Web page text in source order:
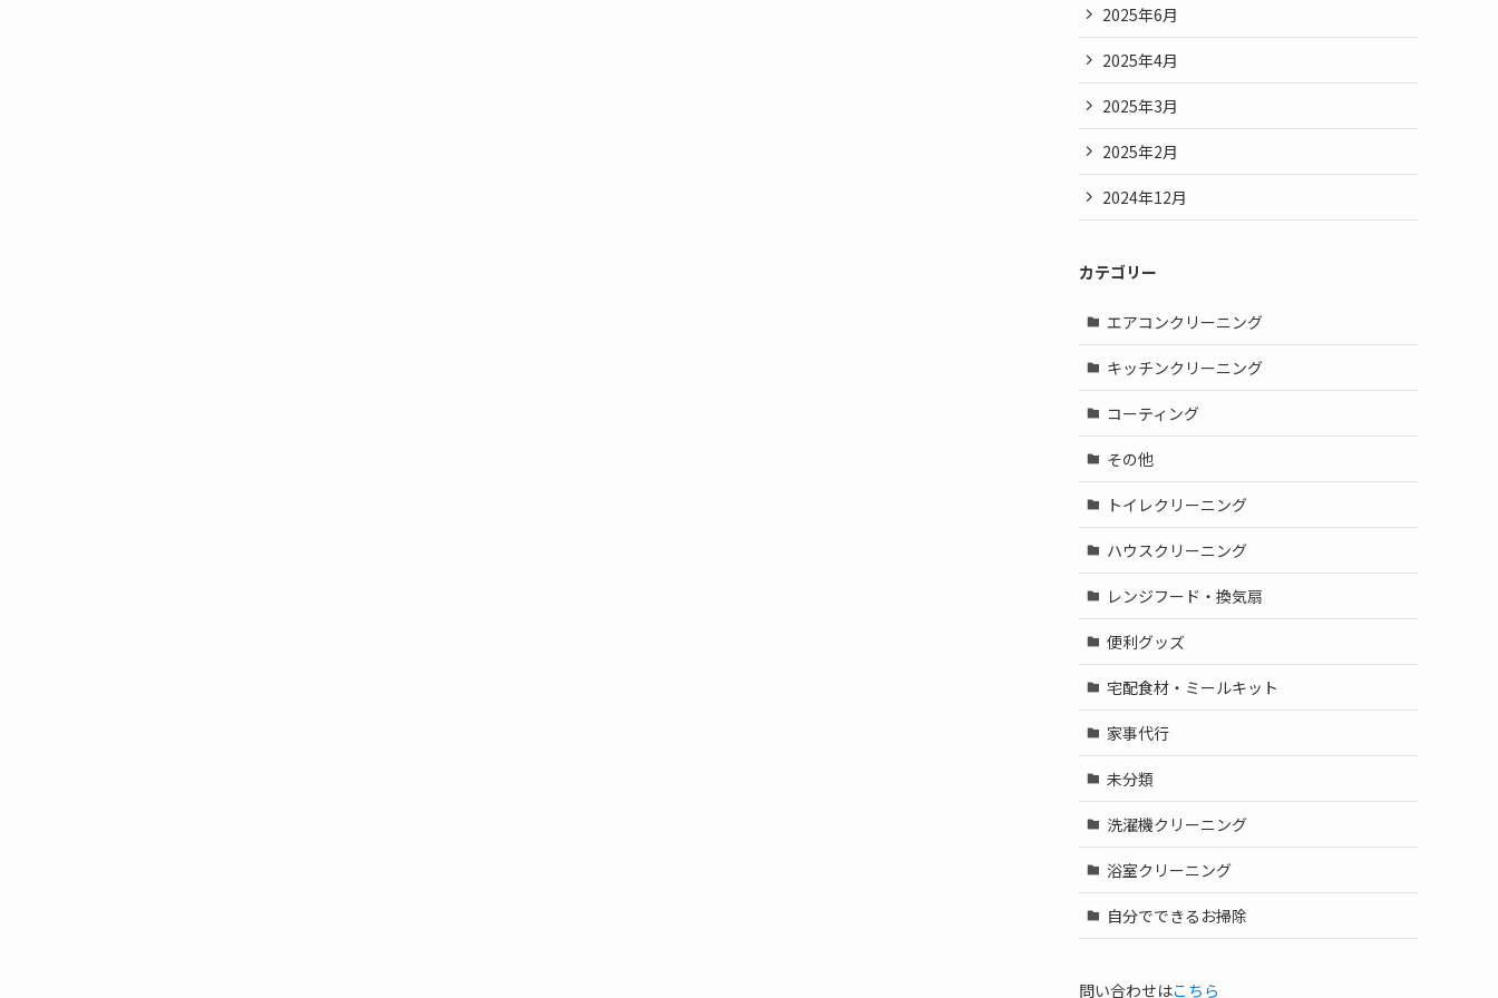
2025年6月
2025年4月
2025年3月
2025年2月
2024年12月
カテゴリー
エアコンクリーニング
キッチンクリーニング
コーティング
その他
トイレクリーニング
ハウスクリーニング
レンジフード・換気扇
便利グッズ
宅配食材・ミールキット
家事代行
未分類
洗濯機クリーニング
浴室クリーニング
自分でできるお掃除
問い合わせはこちら